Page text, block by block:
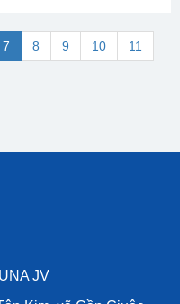
7 8 9 10 11
JV